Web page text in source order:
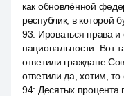
как обновлённой
республик, в которой
93: Ироваться права
национальности. Вот
ответили граждане
ответили да, хотим, то
94: Десятых процента